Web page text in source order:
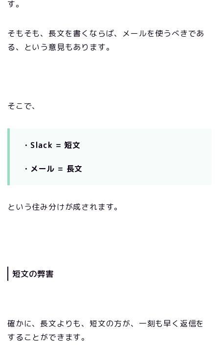
す。
そもそも、長文を書くならば、メールを使うべきであ
る、という意見もあります。
そこで、
・Slack = 短文
・メール = 長文
という住み分けが成されます。
短文の弊害
確かに、長文よりも、短文の方が、一刻も早く返信を
することができます。